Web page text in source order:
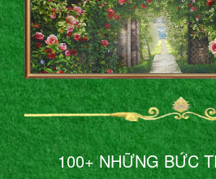
100+ NHỮNG BỨC